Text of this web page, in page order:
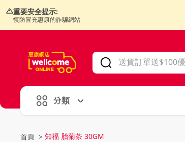
重要安全提示:
慎防冒充惠康的詐騙網站
分類
首頁 > 知福 胎菊茶 30GM